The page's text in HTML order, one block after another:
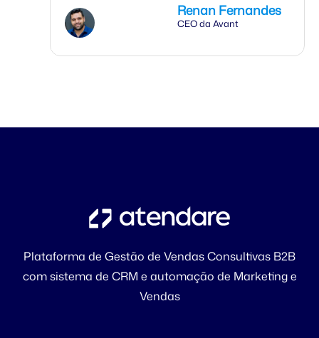
Renan Fernandes
CEO da Avant
Plataforma de Gestão de Vendas Consultivas B2B
com sistema de CRM e automação de Marketing e
Vendas